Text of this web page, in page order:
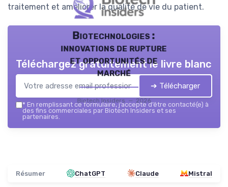
traitement et améliorer la qualité de vie du patient.
Biotechnologies :
innovations de rupture
et opportunités de
marché
Biotech Insiders — 2026
Téléchargez gratuitement le livre blanc
➔ Télécharger
* En remplissant ce formulaire, j’accepte d’être contacté(e) à
des fins commerciales par Biotech Insiders et ses
partenaires.
Résumer ChatGPT Claude Mistral